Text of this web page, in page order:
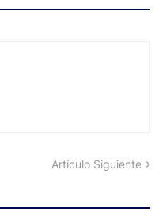
Artículo Siguiente